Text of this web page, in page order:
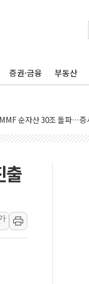
증권·금융 부동산
보유 1주택자 과도한 세
합리화위 부위원장에 김태
로 투자 웹리포트 만든
시스템 안정성 한순간도
급 신고식 "내란으로 훼손
기 매출 1006억원…전년
다진 한샘…B2B 확장으로
동났다"…선수금 내걸고
목표인데…외국인 숙박 부
PICK] 축구협회 성접대 기
, 몇 년 내 NATO 결속력
출